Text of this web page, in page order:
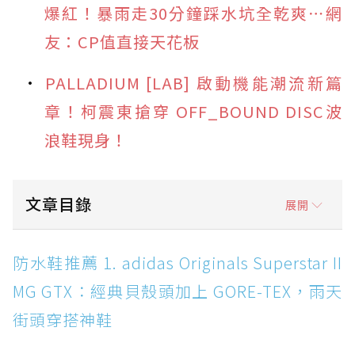
爆紅！暴雨走30分鐘踩水坑全乾爽⋯網
友：CP值直接天花板
PALLADIUM [LAB] 啟動機能潮流新篇
章！柯震東搶穿 OFF_BOUND DISC波
浪鞋現身！
文章目錄 展開
防水鞋推薦 1. adidas Originals Superstar II
MG GTX：經典貝殼頭加上 GORE-TEX，雨天街
頭穿搭神鞋
防水鞋推薦 2. New Balance Hierro v9 GORE-
防水鞋推薦 1. adidas Originals Superstar II
MG GTX：經典貝殼頭加上 GORE-TEX，雨天
街頭穿搭神鞋